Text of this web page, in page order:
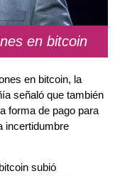
en bitcoin
en bitcoin, la
señaló que también
forma de pago para
incertidumbre
subió